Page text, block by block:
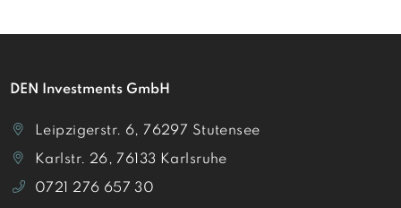
DEN Investments GmbH
Leipzigerstr. 6, 76297 Stutensee
Karlstr. 26, 76133 Karlsruhe
0721 276 657 30